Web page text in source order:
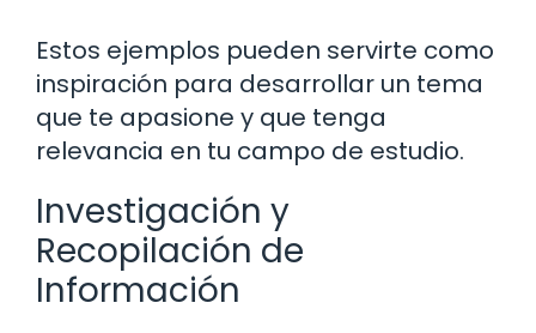
Estos ejemplos pueden servirte como
inspiración para desarrollar un tema
que te apasione y que tenga
relevancia en tu campo de estudio.
Investigación y
Recopilación de
Información